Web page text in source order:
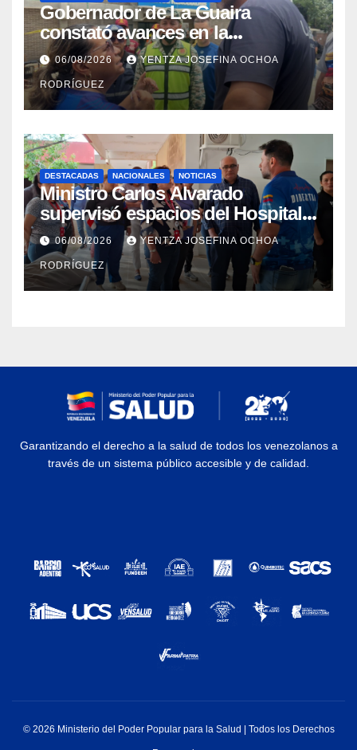
Gobernador de La Guaira
constató avances en la
rehabilitación del Hospitalito de
Catia la Mar
06/08/2026 YENTZA JOSEFINA OCHOA
RODRÍGUEZ
DESTACADAS NACIONALES NOTICIAS
Ministro Carlos Alvarado
supervisó espacios del Hospital
Dermatológico Dr. Martín Vegas
en La Guaira
06/08/2026 YENTZA JOSEFINA OCHOA
RODRÍGUEZ
Garantizando el derecho a la salud de todos los venezolanos a
través de un sistema público accesible y de calidad.
© 2026 Ministerio del Poder Popular para la Salud | Todos los Derechos